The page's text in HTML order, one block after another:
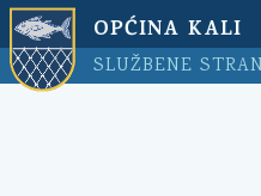
OPĆINA KALI
SLUŽBENE